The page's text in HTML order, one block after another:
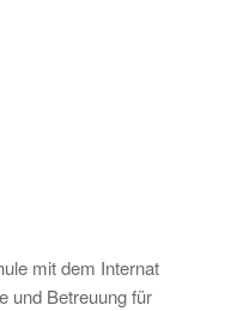
mit dem Internat
und Betreuung für